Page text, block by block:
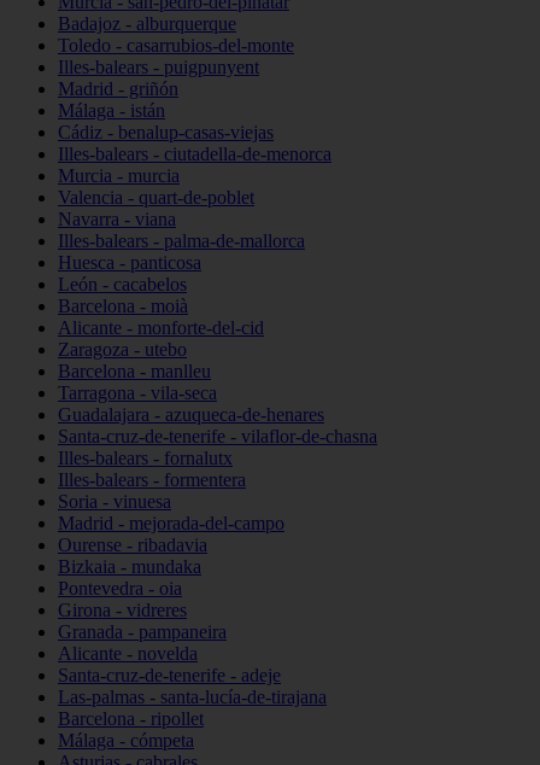
Badajoz - alburquerque
Toledo - casarrubios-del-monte
Illes-balears - puigpunyent
Madrid - griñón
Málaga - istán
Cádiz - benalup-casas-viejas
Illes-balears - ciutadella-de-menorca
Murcia - murcia
Valencia - quart-de-poblet
Navarra - viana
Illes-balears - palma-de-mallorca
Huesca - panticosa
León - cacabelos
Barcelona - moià
Alicante - monforte-del-cid
Zaragoza - utebo
Barcelona - manlleu
Tarragona - vila-seca
Guadalajara - azuqueca-de-henares
Santa-cruz-de-tenerife - vilaflor-de-chasna
Illes-balears - fornalutx
Illes-balears - formentera
Soria - vinuesa
Madrid - mejorada-del-campo
Ourense - ribadavia
Bizkaia - mundaka
Pontevedra - oia
Girona - vidreres
Granada - pampaneira
Alicante - novelda
Santa-cruz-de-tenerife - adeje
Las-palmas - santa-lucía-de-tirajana
Barcelona - ripollet
Málaga - cómpeta